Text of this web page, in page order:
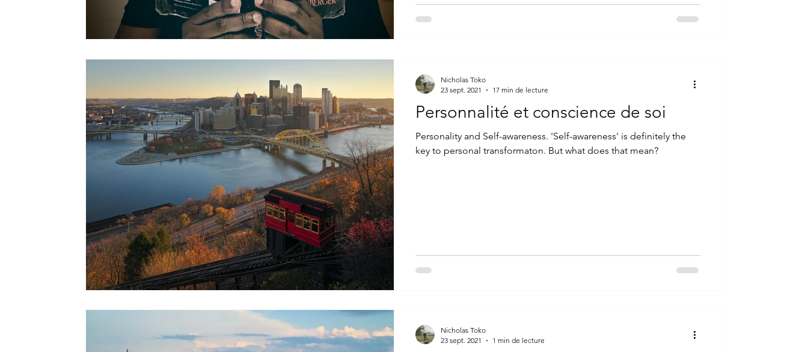
Personnalité et conscience de soi
Personality and Self-awareness. 'Self-awareness' is definitely the
key to personal transformaton. But what does that mean?
Nicholas Toko
23 sept. 2021
17 min de lecture
Nicholas Toko
23 sept. 2021
1 min de lecture